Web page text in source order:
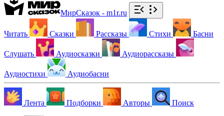
МирСказок - m1r.ru
Читать Сказки Рассказы Стихи Басни
Слушать Аудиосказки Аудиорассказы
Аудиостихи Аудиобасни
Лента Подборки Авторы Поиск